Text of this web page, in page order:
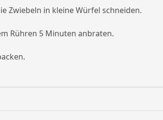
Zwiebeln in kleine Würfel schneiden.
Rühren 5 Minuten anbraten.